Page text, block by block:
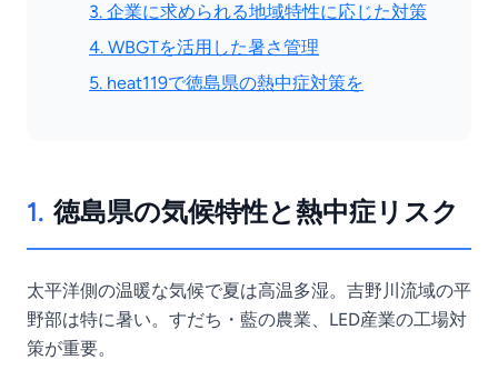
3. 企業に求められる地域特性に応じた対策
4. WBGTを活用した暑さ管理
5. heat119で徳島県の熱中症対策を
1. 徳島県の気候特性と熱中症リスク
太平洋側の温暖な気候で夏は高温多湿。吉野川流域の平
野部は特に暑い。すだち・藍の農業、LED産業の工場対
策が重要。